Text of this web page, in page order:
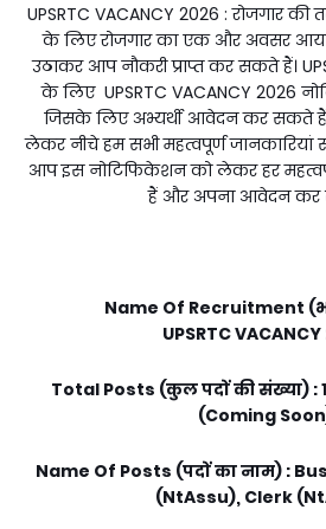
UPSRTC VACANCY 2026 : रोजगार
के लिए रोजगार का एक और अवसर
उठाकर आप नौकरी प्राप्त कर सकते हैं।
के लिए UPSRTC VACANCY 2026
जिसके लिए अभ्यर्थी आवेदन कर सकते
लेकर नीचे हम सभी महत्वपूर्ण जानकारियां
आप इस नोटिफिकेशन को लेकर हर
हैं और अपना आवेदन कर
Name Of Recruitment
UPSRTCVACANCY
Total Posts (कुल पदों की संख्या) :
(Coming
Name Of Posts (पदों का नाम) :
(NtAssu), Clerk